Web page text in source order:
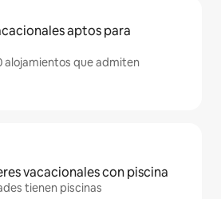
aptos para
alojamientos que admiten
vacacionales con piscina
tienen piscinas